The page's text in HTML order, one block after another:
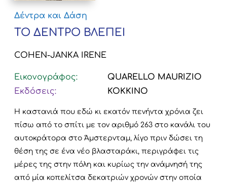
Δέντρα και Δάση
ΤΟ ΔΕΝΤΡΟ ΒΛΕΠΕΙ
COHEN-JANKA IRENE
Εικονογράφος:
QUARELLO MAURIZIO
Εκδόσεις:
KOKKINO
Η καστανιά που εδώ κι εκατόν πενήντα χρόνια ζει
πίσω από το σπίτι με τον αριθμό 263 στο κανάλι του
αυτοκράτορα στο Άμστερνταμ, λίγο πριν δώσει τη
θέση της σε ένα νέο βλασταράκι, περιγράφει τις
μέρες της στην πόλη και κυρίως την ανάμνησή της
από μία κοπελίτσα δεκατριών χρονών στην οποία